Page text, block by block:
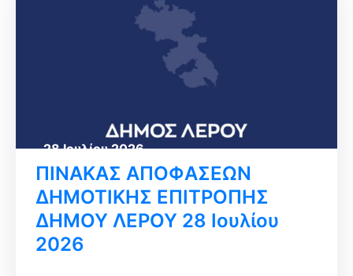
28 Ιουλίου 2026
ΠΙΝΑΚΑΣ ΑΠΟΦΑΣΕΩΝ
ΔΗΜΟΤΙΚΗΣ ΕΠΙΤΡΟΠΗΣ
ΔΗΜΟΥ ΛΕΡΟΥ 28 Ιουλίου
2026